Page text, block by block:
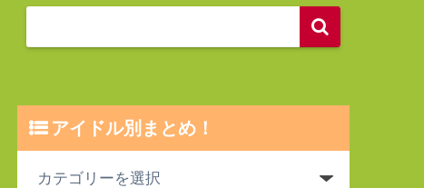
アイドル別まとめ！